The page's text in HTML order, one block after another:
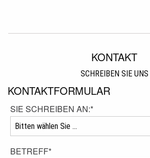
KONTAKT
SCHREIBEN SIE UNS
KONTAKTFORMULAR
SIE SCHREIBEN AN:*
BETREFF*